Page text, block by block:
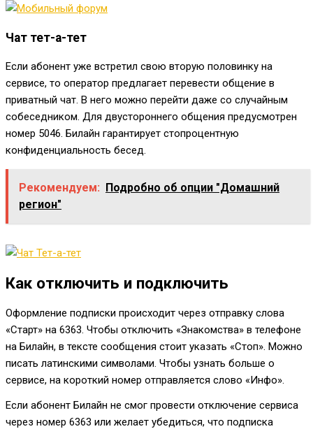
Чат тет-а-тет
Если абонент уже встретил свою вторую половинку на
сервисе, то оператор предлагает перевести общение в
приватный чат. В него можно перейти даже со случайным
собеседником. Для двустороннего общения предусмотрен
номер 5046. Билайн гарантирует стопроцентную
конфиденциальность бесед.
Рекомендуем:
Подробно об опции "Домашний
регион"
Как отключить и подключить
Оформление подписки происходит через отправку слова
«Старт» на 6363. Чтобы отключить «Знакомства» в телефоне
на Билайн, в тексте сообщения стоит указать «Стоп». Можно
писать латинскими символами. Чтобы узнать больше о
сервисе, на короткий номер отправляется слово «Инфо».
Если абонент Билайн не смог провести отключение сервиса
через номер 6363 или желает убедиться, что подписка